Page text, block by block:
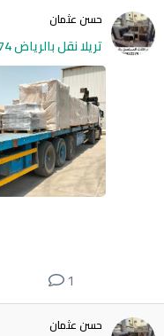
حسن عثمان
تريلا نقل بالرياض 0537422374 تريلا نقل خارج الرياض
1
حسن عثمان